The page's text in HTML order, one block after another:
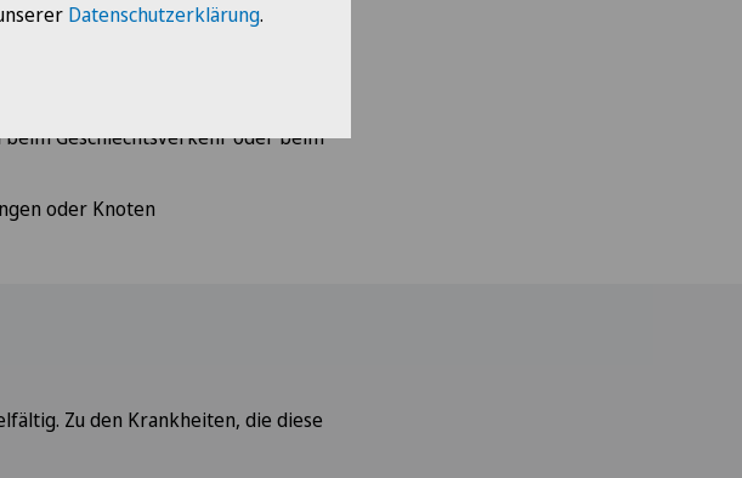
der Monatsblutung oder eine sehr
Geschlechtsverkehr oder beim
oder Knoten
Zu den Krankheiten, die diese
Datenschutzerklärung.